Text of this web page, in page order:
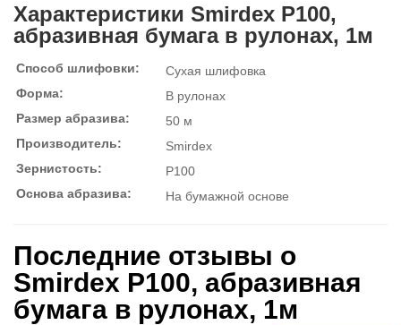
Характеристики Smirdex P100,
абразивная бумага в рулонах, 1м
Способ шлифовки:
Сухая шлифовка
Форма:
В рулонах
Размер абразива:
50 м
Производитель:
Smirdex
Зернистость:
P100
Основа абразива:
На бумажной основе
Последние отзывы о
Smirdex P100, абразивная
бумага в рулонах, 1м